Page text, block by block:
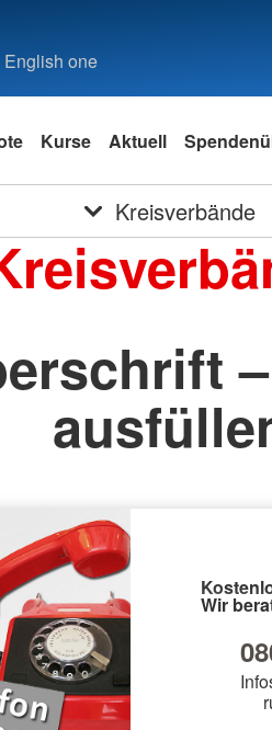
English one
Kurse Aktuell
Kreisverbände
Wir